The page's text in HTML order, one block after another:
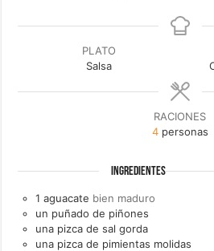
PLATO
Salsa
RACIONES
4 personas
INGREDIENTES
1 aguacate bien maduro
un puñado de piñones
una pizca de sal gorda
una pizca de pimientas molidas